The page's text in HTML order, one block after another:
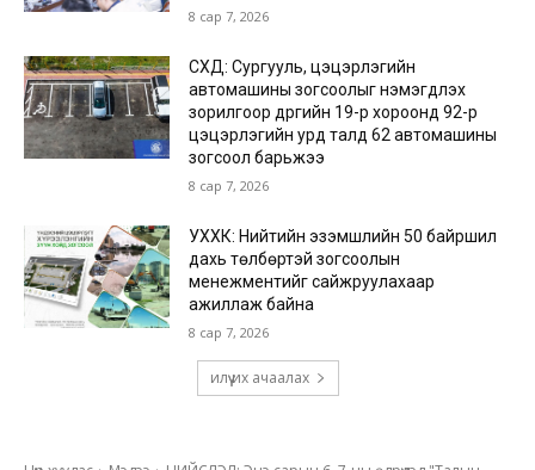
8 сар 7, 2026
СХД: Сургууль, цэцэрлэгийн
автомашины зогсоолыг нэмэгдүүлэх
зорилгоор дүүргийн 19-р хороонд 92-р
цэцэрлэгийн урд талд 62 автомашины
зогсоол барьжээ
8 сар 7, 2026
УХХК: Нийтийн эзэмшлийн 50 байршил
дахь төлбөртэй зогсоолын
менежментийг сайжруулахаар
ажиллаж байна
8 сар 7, 2026
илүү их ачаалах